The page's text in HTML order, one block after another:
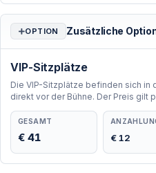
OPTION Zusätzliche
VIP-Sitzplätze
Die VIP-Sitzplätze befinden sich in
direkt vor der Bühne. Der Preis gilt
GESAMT
€ 41 € 12